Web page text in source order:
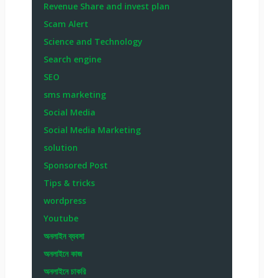
Revenue Share and invest plan
Scam Alert
Science and Technology
Search engine
SEO
sms marketing
Social Media
Social Media Marketing
solution
Sponsored Post
Tips & tricks
wordpress
Youtube
অনলাইন ব্যবসা
অনলাইনে কাজ
অনলাইনে চাকরি